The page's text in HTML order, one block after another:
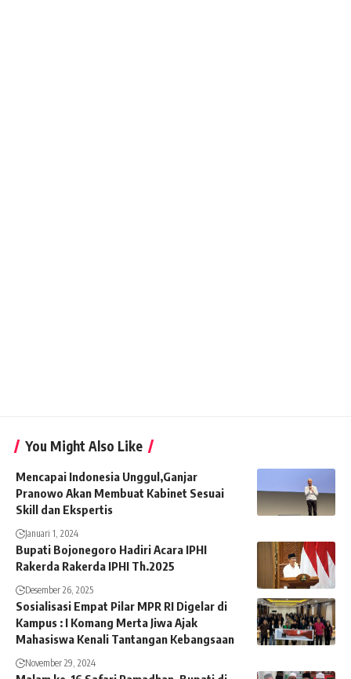
You Might Also Like
Mencapai Indonesia Unggul,Ganjar
Pranowo Akan Membuat Kabinet Sesuai
Skill dan Ekspertis
Januari 1, 2024
Bupati Bojonegoro Hadiri Acara IPHI
Rakerda Rakerda IPHI Th.2025
Desember 26, 2025
Sosialisasi Empat Pilar MPR RI Digelar di
Kampus : I Komang Merta Jiwa Ajak
Mahasiswa Kenali Tantangan Kebangsaan
November 29, 2024